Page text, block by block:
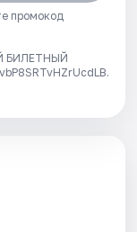
промокод
БИЛЕТНЫЙ